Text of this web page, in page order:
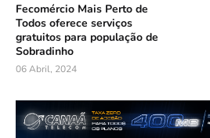
Fecomércio Mais Perto de
Todos oferece serviços
gratuitos para população de
Sobradinho
06 Abril, 2024